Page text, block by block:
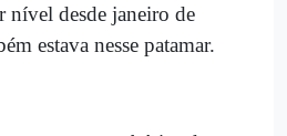
nível desde janeiro de
estava nesse patamar.